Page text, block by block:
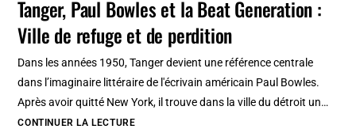
Tanger, Paul Bowles et la Beat Generation :
Ville de refuge et de perdition
Dans les années 1950, Tanger devient une référence centrale
dans l’imaginaire littéraire de l'écrivain américain Paul Bowles.
Après avoir quitté New York, il trouve dans la ville du détroit un…
CONTINUER LA LECTURETanger,